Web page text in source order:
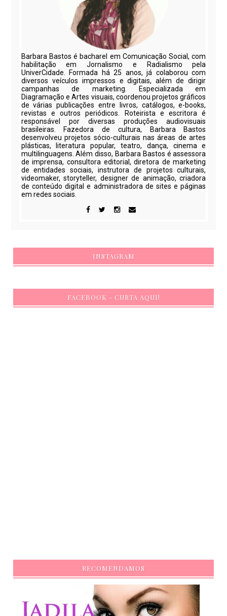
Barbara Bastos é bacharel em Comunicação Social, com
habilitação em Jornalismo e Radialismo pela
UniverCidade. Formada há 25 anos, já colaborou com
diversos veículos impressos e digitais, além de dirigir
campanhas de marketing. Especializada em
Diagramação e Artes visuais, coordenou projetos gráficos
de várias publicações entre livros, catálogos, e-books,
revistas e outros periódicos. Roteirista e escritora é
responsável por diversas produções audiovisuais
brasileiras. Fazedora de cultura, Barbara Bastos
desenvolveu projetos sócio-culturais nas áreas de artes
plásticas, literatura popular, teatro, dança, cinema e
multilinguagens. Além disso, Barbara Bastos é assessora
de imprensa, consultora editorial, diretora de marketing
de entidades sociais, instrutora de projetos culturais,
videomaker, storyteller, designer de animação, criadora
de conteúdo digital e administradora de sites e páginas
em redes sociais.
INSTAGRAM
FACEBOOK - CURTA AQUI!
RECOMENDAMOS